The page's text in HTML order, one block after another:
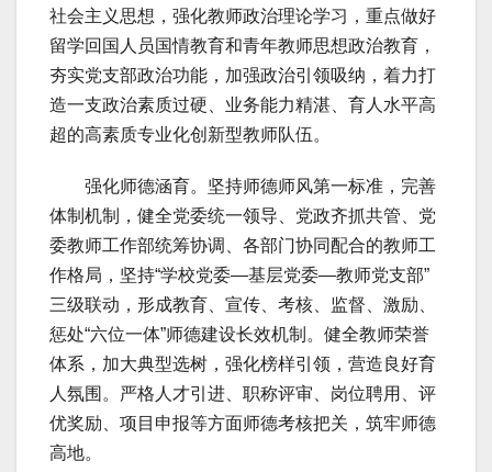
社会主义思想，强化教师政治理论学习，重点做好
留学回国人员国情教育和青年教师思想政治教育，
夯实党支部政治功能，加强政治引领吸纳，着力打
造一支政治素质过硬、业务能力精湛、育人水平高
超的高素质专业化创新型教师队伍。
强化师德涵育。坚持师德师风第一标准，完善
体制机制，健全党委统一领导、党政齐抓共管、党
委教师工作部统筹协调、各部门协同配合的教师工
作格局，坚持“学校党委—基层党委—教师党支部”
三级联动，形成教育、宣传、考核、监督、激励、
惩处“六位一体”师德建设长效机制。健全教师荣誉
体系，加大典型选树，强化榜样引领，营造良好育
人氛围。严格人才引进、职称评审、岗位聘用、评
优奖励、项目申报等方面师德考核把关，筑牢师德
高地。